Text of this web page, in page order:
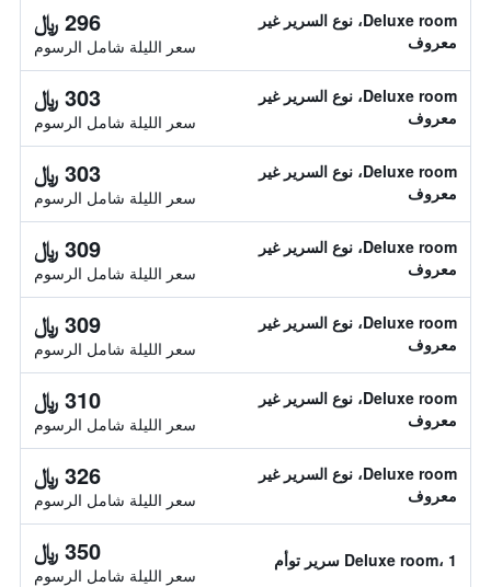
Deluxe room، نوع السرير غير
معروف
296 ﷼
سعر الليلة شامل الرسوم
Deluxe room، نوع السرير غير
معروف
303 ﷼
سعر الليلة شامل الرسوم
Deluxe room، نوع السرير غير
معروف
303 ﷼
سعر الليلة شامل الرسوم
Deluxe room، نوع السرير غير
معروف
309 ﷼
سعر الليلة شامل الرسوم
Deluxe room، نوع السرير غير
معروف
309 ﷼
سعر الليلة شامل الرسوم
Deluxe room، نوع السرير غير
معروف
310 ﷼
سعر الليلة شامل الرسوم
Deluxe room، نوع السرير غير
معروف
326 ﷼
سعر الليلة شامل الرسوم
Deluxe room، 1 سرير توأم 350 ﷼
سعر الليلة شامل الرسوم